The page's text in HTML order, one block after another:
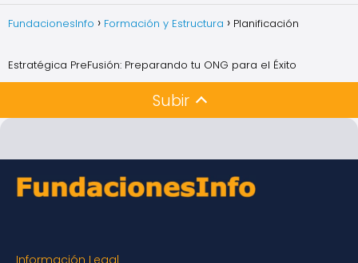
FundacionesInfo Formación y Estructura Planificación
Estratégica PreFusión: Preparando tu ONG para el Éxito
Subir
Información Legal